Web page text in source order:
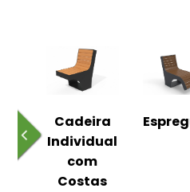
Cadeira
Individual
com
Costas